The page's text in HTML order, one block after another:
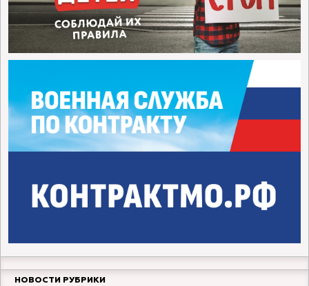
НОВОСТИ РУБРИКИ